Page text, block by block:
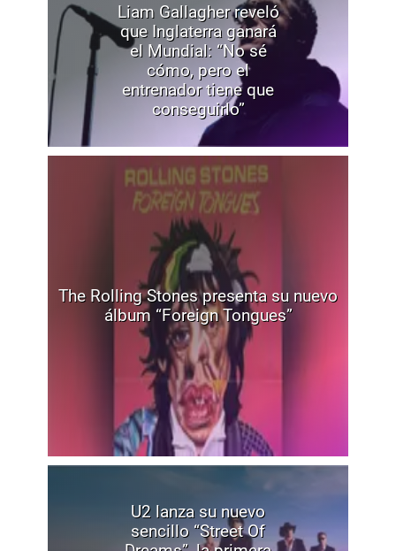
Liam Gallagher reveló
que Inglaterra ganará
el Mundial: “No sé
cómo, pero el
entrenador tiene que
conseguirlo”
The Rolling Stones presenta su nuevo
álbum “Foreign Tongues”
U2 lanza su nuevo
sencillo “Street Of